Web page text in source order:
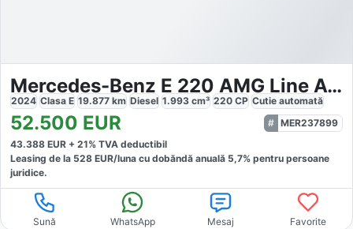
Mercedes-Benz E 220 AMG Line Advanced
2024 Clasa E 19.877 km Diesel 1.993 cm³ 220 CP Cutie automată
52.500 EUR
MER237899
43.388 EUR + 21% TVA deductibil
Leasing de la 528 EUR/luna cu dobăndă anuală 5,7% pentru persoane
juridice.
Sună WhatsApp Mesaj Favorite